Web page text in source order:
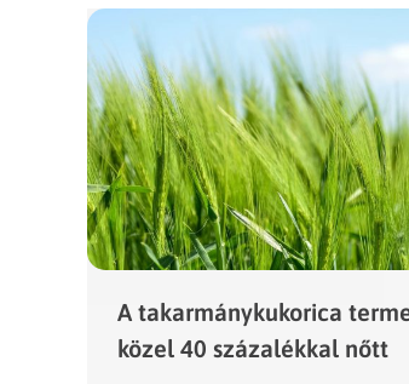
A takarmánykukorica
közel 40 százalékkal nőtt